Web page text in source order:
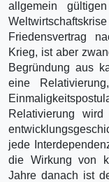
allgemein
Friedensvertrag
Krieg, ist aber
Begründung aus
eine
Relativierung
jede
die Wirkung von
Jahre danach ist